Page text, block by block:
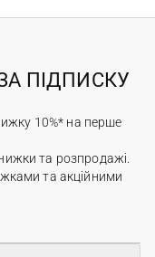
ПІДПИСКУ
10%* на перше
та розпродажі.
та акційними